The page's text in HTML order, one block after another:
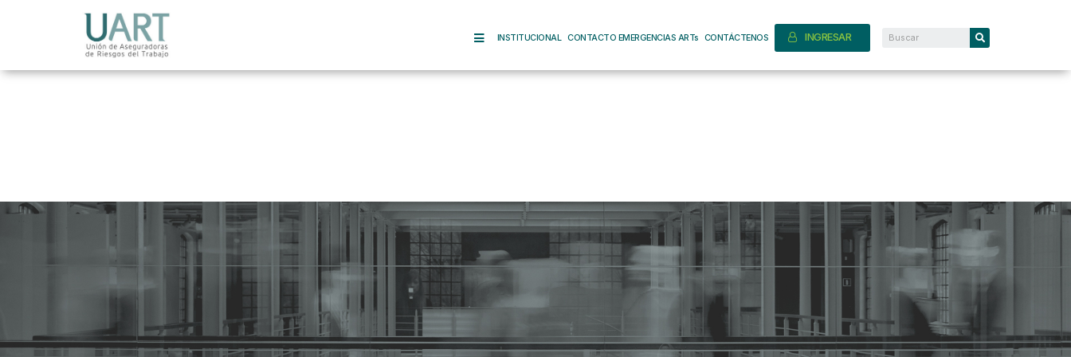
INSTITUCIONAL CONTACTO EMERGENCIAS ARTs CONTÁCTENOS INGRESAR